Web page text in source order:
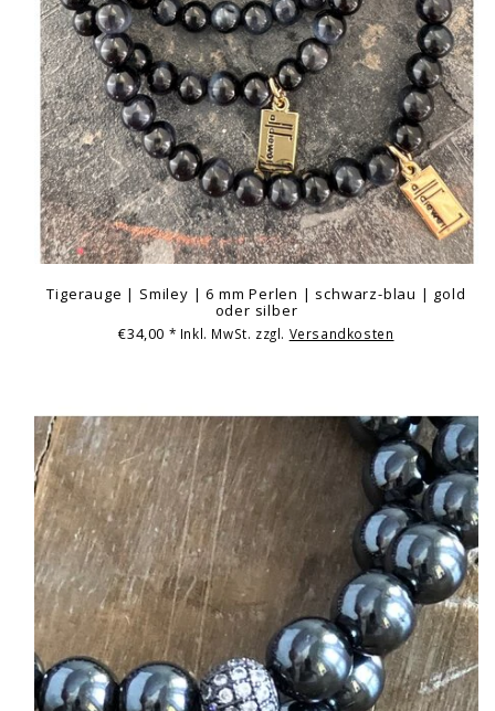
Tigerauge | Smiley | 6 mm Perlen | schwarz-blau | gold
oder silber
€34,00 * Inkl. MwSt. zzgl. Versandkosten